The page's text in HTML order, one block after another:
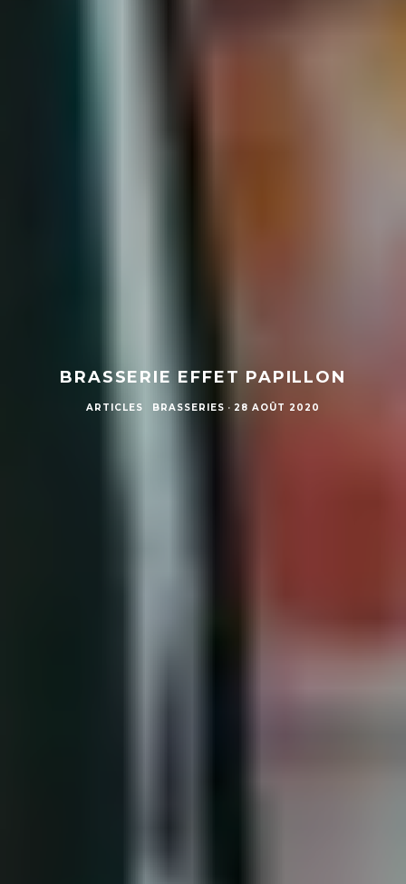
BRASSERIE EFFET PAPILLON
ARTICLES BRASSERIES · 28 AOÛT 2020